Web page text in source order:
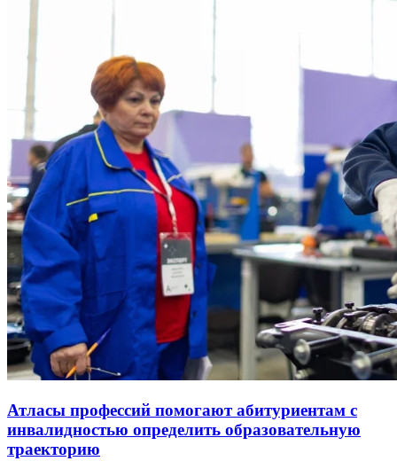
Атласы профессий помогают абитуриентам с
инвалидностью определить образовательную
траекторию